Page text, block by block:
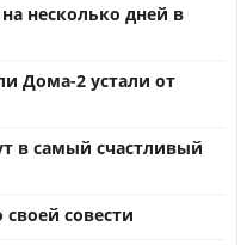
несколько дней в
Дома-2 устали от
в самый счастливый
совести